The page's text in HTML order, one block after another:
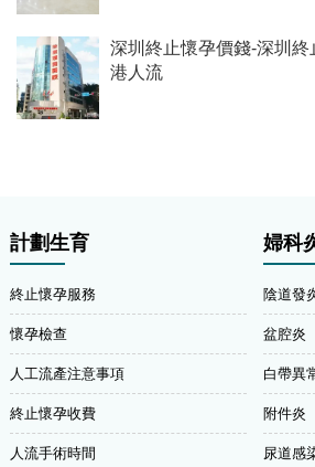
深圳終止懷孕價錢-深圳
港人流
計劃生育
終止懷孕服務
懷孕檢查
人工流產注意事項
終止懷孕收費
人流手術時間
婦科
陰道發
盆腔炎
白帶異
附件炎
尿道感